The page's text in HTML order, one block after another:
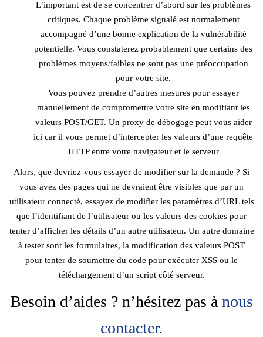
L’important est de se concentrer d’abord sur les problèmes
critiques. Chaque problème signalé est normalement
accompagné d’une bonne explication de la vulnérabilité
potentielle. Vous constaterez probablement que certains des
problèmes moyens/faibles ne sont pas une préoccupation
pour votre site.
Vous pouvez prendre d’autres mesures pour essayer
manuellement de compromettre votre site en modifiant les
valeurs POST/GET. Un proxy de débogage peut vous aider
ici car il vous permet d’intercepter les valeurs d’une requête
HTTP entre votre navigateur et le serveur
Alors, que devriez-vous essayer de modifier sur la demande ? Si
vous avez des pages qui ne devraient être visibles que par un
utilisateur connecté, essayez de modifier les paramètres d’URL tels
que l’identifiant de l’utilisateur ou les valeurs des cookies pour
tenter d’afficher les détails d’un autre utilisateur. Un autre domaine
à tester sont les formulaires, la modification des valeurs POST
pour tenter de soumettre du code pour exécuter XSS ou le
téléchargement d’un script côté serveur.
Besoin d’aides ? n’hésitez pas à nous
contacter.